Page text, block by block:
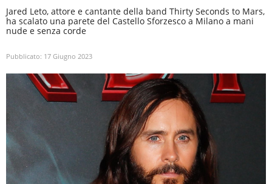
Jared Leto, attore e cantante della band Thirty Seconds to Mars,
ha scalato una parete del Castello Sforzesco a Milano a mani
nude e senza corde
Pubblicato: 17 Giugno 2023